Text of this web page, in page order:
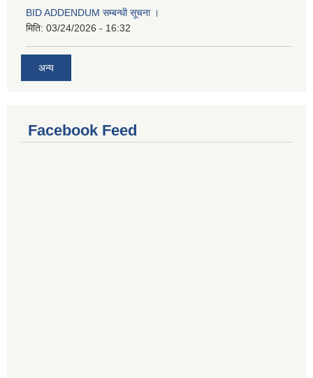
BID ADDENDUM सम्बन्धी सूचना ।
मिति: 03/24/2026 - 16:32
अन्य
Facebook Feed